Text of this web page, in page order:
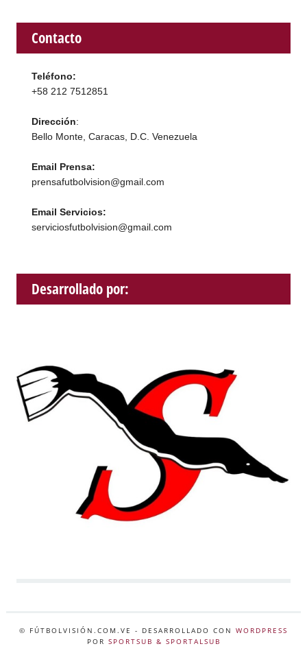
Contacto
Teléfono:
+58 212 7512851
Dirección:
Bello Monte, Caracas, D.C. Venezuela
Email Prensa:
prensafutbolvision@gmail.com
Email Servicios:
serviciosfutbolvision@gmail.com
Desarrollado por:
© FÚTBOLVISIÓN.COM.VE - DESARROLLADO CON WORDPRESS
POR SPORTSUB & SPORTALSUB